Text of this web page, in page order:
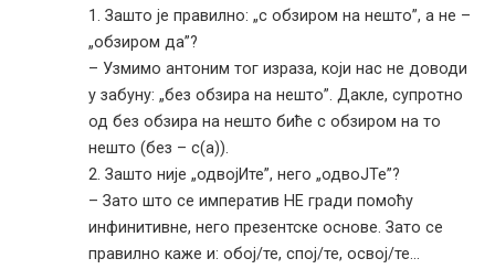
1. Зашто је правилно: „с обзиром на нешто”, а не –
„обзиром да”?
– Узмимо антоним тог израза, који нас не доводи
у забуну: „без обзира на нешто”. Дакле, супротно
од без обзира на нешто биће с обзиром на то
нешто (без – с(а)).
2. Зашто није „одвојИте”, него „одвоЈТе”?
– Зато што се императив НЕ гради помоћу
инфинитивне, него презентске основе. Зато се
правилно каже и: обој/те, спој/те, освој/те…